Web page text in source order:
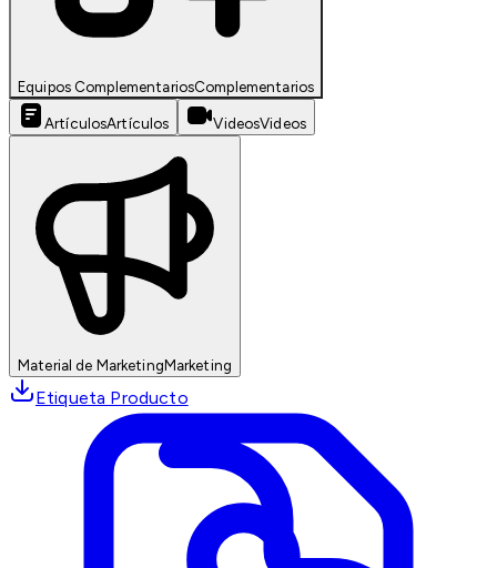
Equipos ComplementariosComplementarios
ArtículosArtículos VideosVideos
Material de MarketingMarketing
Etiqueta Producto